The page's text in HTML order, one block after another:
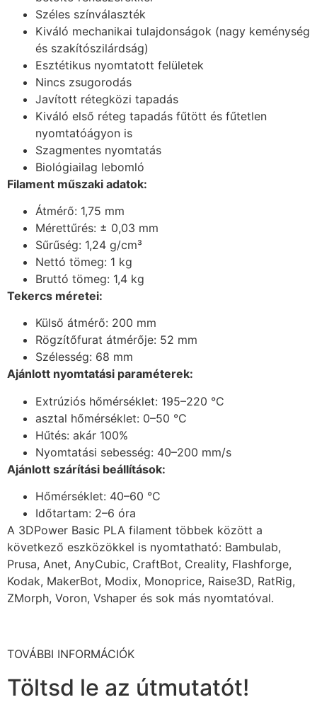
Széles színválaszték
Kiváló mechanikai tulajdonságok (nagy keménység
és szakítószilárdság)
Esztétikus nyomtatott felületek
Nincs zsugorodás
Javított rétegközi tapadás
Kiváló első réteg tapadás fűtött és fűtetlen
nyomtatóágyon is
Szagmentes nyomtatás
Biológiailag lebomló
Filament műszaki adatok:
Átmérő: 1,75 mm
Mérettűrés: ± 0,03 mm
Sűrűség: 1,24 g/cm³
Nettó tömeg: 1 kg
Bruttó tömeg: 1,4 kg
Tekercs méretei:
Külső átmérő: 200 mm
Rögzítőfurat átmérője: 52 mm
Szélesség: 68 mm
Ajánlott nyomtatási paraméterek:
Extrúziós hőmérséklet: 195–220 °C
asztal hőmérséklet: 0–50 °C
Hűtés: akár 100%
Nyomtatási sebesség: 40–200 mm/s
Ajánlott szárítási beállítások:
Hőmérséklet: 40–60 °C
Időtartam: 2–6 óra
A 3DPower Basic PLA filament többek között a
következő eszközökkel is nyomtatható: Bambulab,
Prusa, Anet, AnyCubic, CraftBot, Creality, Flashforge,
Kodak, MakerBot, Modix, Monoprice, Raise3D, RatRig,
ZMorph, Voron, Vshaper és sok más nyomtatóval.
TOVÁBBI INFORMÁCIÓK
Töltsd le az útmutatót!